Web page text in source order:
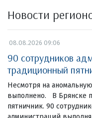
Новости
08.08.2026 09:06
90 сотрудников
традиционный
Несмотря на
выполнено. В Брянске
пятничник. 90